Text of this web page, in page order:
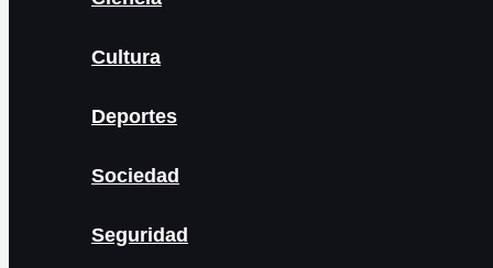
Cultura
Deportes
Sociedad
Seguridad